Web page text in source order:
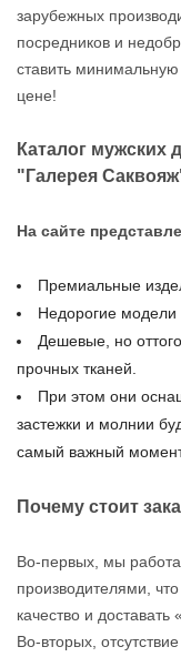
зарубежных
посредников и
ставить минимальную
цене!
Каталог мужских
"Галерея
На сайте
Премиальные
Недорогие модели
Дешевые, но
прочных тканей.
При этом они
застежки и молнии
самый важный
Почему стоит
Во-первых, мы
производителями,
качество и
Во-вторых,